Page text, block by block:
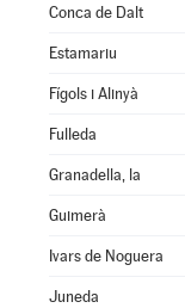
Conca de Dalt
Estamariu
Fígols i Alinyà
Fulleda
Granadella, la
Guimerà
Ivars de Noguera
Juneda